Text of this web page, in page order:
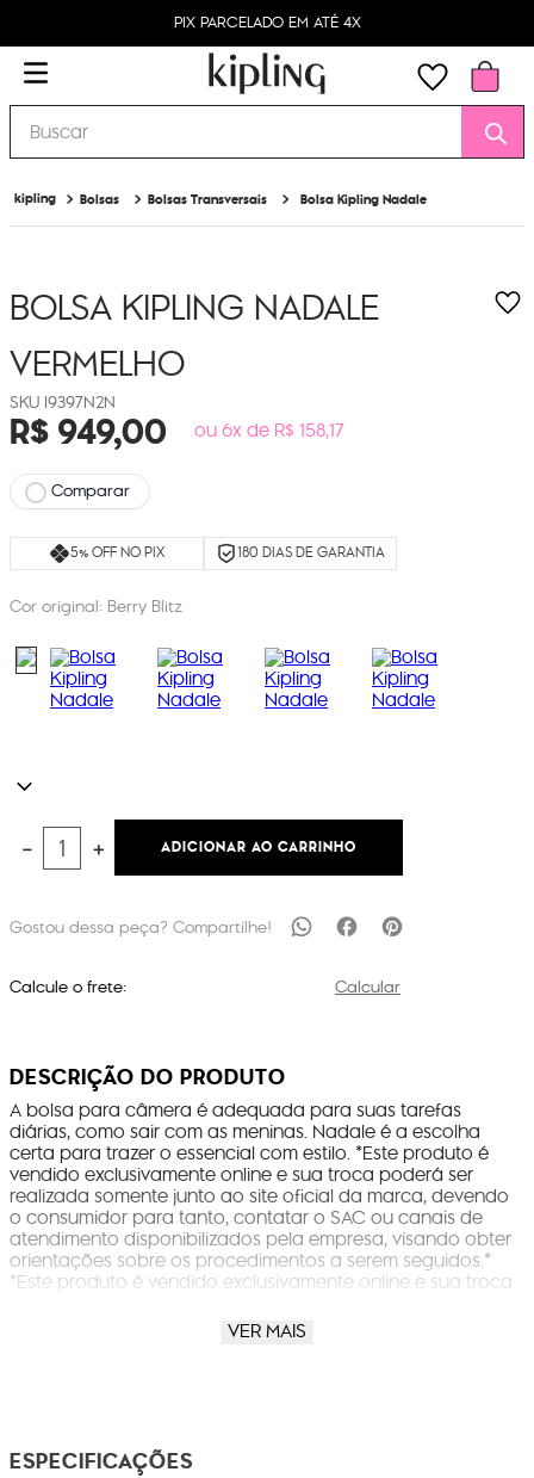
PIX PARCELADO EM ATÉ 4X
Buscar
Bolsas Bolsas Transversais Bolsa Kipling Nadale
BOLSA KIPLING NADALE
VERMELHO
I9397N2N
R$949,00 ou 6x de R$ 158,17
Comparar
5% OFF NO PIX 180 DIAS DE GARANTIA
Cor original: Berry Blitz
＋
－ ADICIONAR AO CARRINHO
Calcule o frete: Calcular
DESCRIÇÃO DO PRODUTO
A bolsa para câmera é adequada para suas tarefas
diárias, como sair com as meninas. Nadale é a escolha
certa para trazer o essencial com estilo. *Este produto é
vendido exclusivamente online e sua troca poderá ser
realizada somente junto ao site oficial da marca, devendo
o consumidor para tanto, contatar o SAC ou canais de
atendimento disponibilizados pela empresa, visando obter
orientações sobre os procedimentos a serem seguidos.*
*Este produto é vendido exclusivamente online e sua troca
ou na respectiva loja em que o produto foi retirado,
devendo o consumidor para tanto, contatar o SAC ou
VER MAIS
ESPECIFICAÇÕES